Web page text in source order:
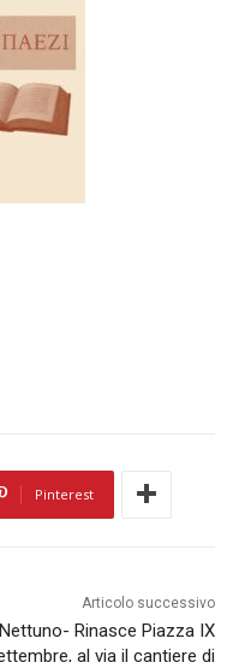
Pinterest
Articolo successivo
Nettuno- Rinasce Piazza IX
al via il cantiere di